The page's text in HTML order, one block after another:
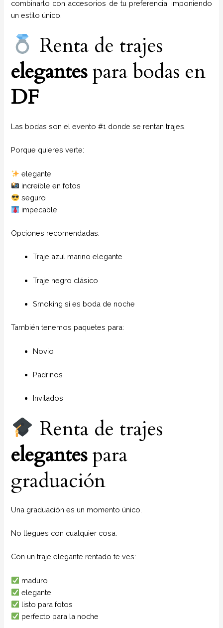
combinarlo con accesorios de tu preferencia, imponiendo
un estilo único.
Renta de trajes
elegantespara bodas en
DF
Las bodas son el evento #1 donde se rentan trajes.
Porque quieres verte:
elegante
increíble en fotos
seguro
impecable
Opciones recomendadas:
Traje azul marino elegante
Traje negro clásico
Smoking si es boda de noche
También tenemos paquetes para:
Novio
Padrinos
Invitados
Renta de trajes
elegantespara
graduación
Una graduación es un momento único.
No llegues con cualquier cosa.
Con un traje elegante rentado te ves:
maduro
elegante
listo para fotos
perfecto para la noche